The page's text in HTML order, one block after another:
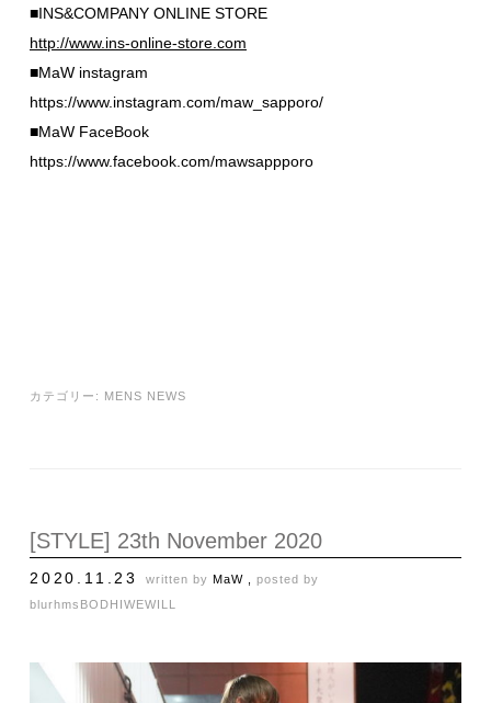
■INS&COMPANY ONLINE STORE
http://www.ins-online-store.com
■MaW instagram
https://www.instagram.com/maw_sapporo/
■MaW FaceBook
https://www.facebook.com/mawsappporo
カテゴリー: MENS NEWS
[STYLE] 23th November 2020
2020.11.23 written by MaW , posted by
blurhms BODHIWEWILL